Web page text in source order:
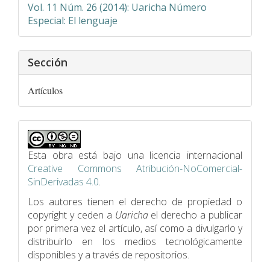
Vol. 11 Núm. 26 (2014): Uaricha Número
Especial: El lenguaje
Sección
Artículos
Esta obra está bajo una licencia internacional
Creative Commons Atribución-NoComercial-
SinDerivadas 4.0.
Los autores tienen el derecho de propiedad o
copyright y ceden a Uaricha el derecho a publicar
por primera vez el artículo, así como a divulgarlo y
distribuirlo en los medios tecnológicamente
disponibles y a través de repositorios.